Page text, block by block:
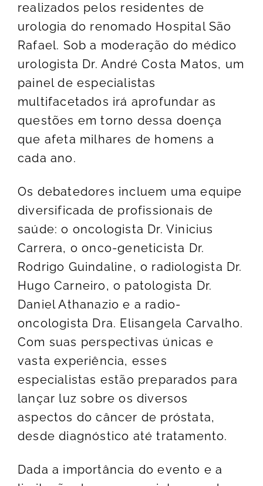
realizados pelos residentes de
urologia do renomado Hospital São
Rafael. Sob a moderação do médico
urologista Dr. André Costa Matos, um
painel de especialistas
multifacetados irá aprofundar as
questões em torno dessa doença
que afeta milhares de homens a
cada ano.
Os debatedores incluem uma equipe
diversificada de profissionais de
saúde: o oncologista Dr. Vinicius
Carrera, o onco-geneticista Dr.
Rodrigo Guindaline, o radiologista Dr.
Hugo Carneiro, o patologista Dr.
Daniel Athanazio e a radio-
oncologista Dra. Elisangela Carvalho.
Com suas perspectivas únicas e
vasta experiência, esses
especialistas estão preparados para
lançar luz sobre os diversos
aspectos do câncer de próstata,
desde diagnóstico até tratamento.
Dada a importância do evento e a